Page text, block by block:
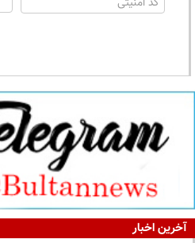
آخرین اخبار